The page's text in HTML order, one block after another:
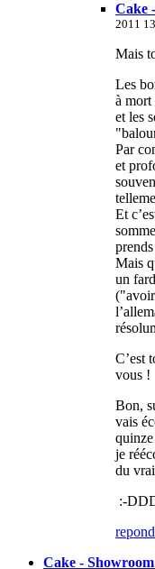
Cake
2011
Mais
Les
à mort
et les
Par
et
Et
Mais
un
C’est
vous !
Bon,
vais
je
du
:-
Cake -